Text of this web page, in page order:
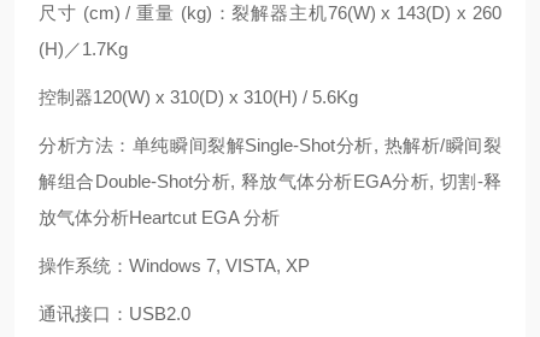
尺寸 (cm) / 重量 (kg)：裂解器主机76(W) x 143(D) x 260
(H)／1.7Kg
控制器120(W) x 310(D) x 310(H) / 5.6Kg
分析方法：单纯瞬间裂解Single-Shot分析, 热解析/瞬间裂
解组合Double-Shot分析, 释放气体分析EGA分析, 切割-释
放气体分析Heartcut EGA 分析
操作系统：Windows 7, VISTA, XP
通讯接口：USB2.0